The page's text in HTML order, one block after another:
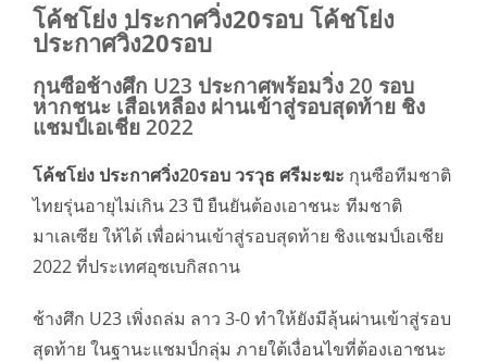
โค้ชโย่ง ประกาศวิ่ง20รอบ โค้ชโย่ง
ประกาศวิ่ง20รอบ
กุนซือช้างศึก U23 ประกาศพร้อมวิ่ง 20 รอบ
หากชนะ เสือเหลือง ผ่านเข้าสู่รอบสุดท้าย ชิง
แชมป์เอเชีย 2022
โค้ชโย่ง ประกาศวิ่ง20รอบ วรวุธ ศรีมะฆะ กุนซือทีมชาติ
ไทยรุ่นอายุไม่เกิน 23 ปี ยืนยันต้องเอาชนะ ทีมชาติ
มาเลเซีย ให้ได้ เพื่อผ่านเข้าสู่รอบสุดท้าย ชิงแชมป์เอเชีย
2022 ที่ประเทศอุซเบกิสถาน
ช้างศึก U23 เพิ่งถล่ม ลาว 3-0 ทำให้ยังมีลุ้นผ่านเข้าสู่รอบ
สุดท้าย ในฐานะแชมป์กลุ่ม ภายใต้เงื่อนไขที่ต้องเอาชนะ